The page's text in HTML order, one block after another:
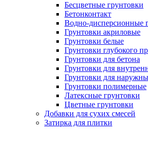
Бесцветные грунтовки
Бетонконтакт
Водно-дисперсионные
Грунтовки акриловые
Грунтовки белые
Грунтовки глубокого
Грунтовки для бетона
Грунтовки для
Грунтовки для
Грунтовки полимерные
Латексные грунтовки
Цветные грунтовки
Добавки для сухих смесей
Затирка для плитки